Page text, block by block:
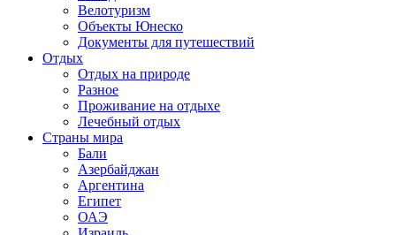
Велотуризм
Объекты Юнеско
Документы для путешествий
Отдых
Отдых на природе
Разное
Проживание на отдыхе
Лечебный отдых
Страны мира
Бали
Азербайджан
Аргентина
Египет
ОАЭ